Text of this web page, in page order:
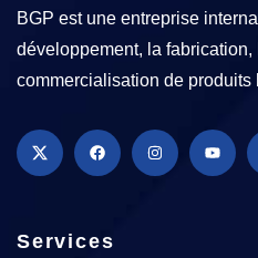
BGP est une entreprise
développement, la fabrication,
commercialisation de produits
Services